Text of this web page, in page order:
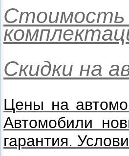
Скидки на
Цены на
Автомобили
гарантия.